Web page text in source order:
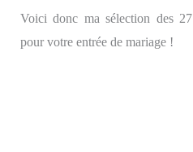
Voici donc ma sélection des 27
pour votre entrée de mariage !